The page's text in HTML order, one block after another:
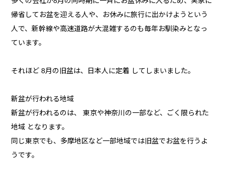
帰省してお盆を迎える人や、お休みに旅行に出かけようという
人で、新幹線や高速道路が大混雑するのも毎年お馴染みとなっ
ています。
それほど 8月の旧盆は、日本人に定着 してしまいました。
新盆が行われる地域
新盆が行われるのは、 東京や神奈川の一部など、ごく限られた
地域 となります。
同じ東京でも、多摩地区など一部地域では旧盆でお盆を行うよ
うです。